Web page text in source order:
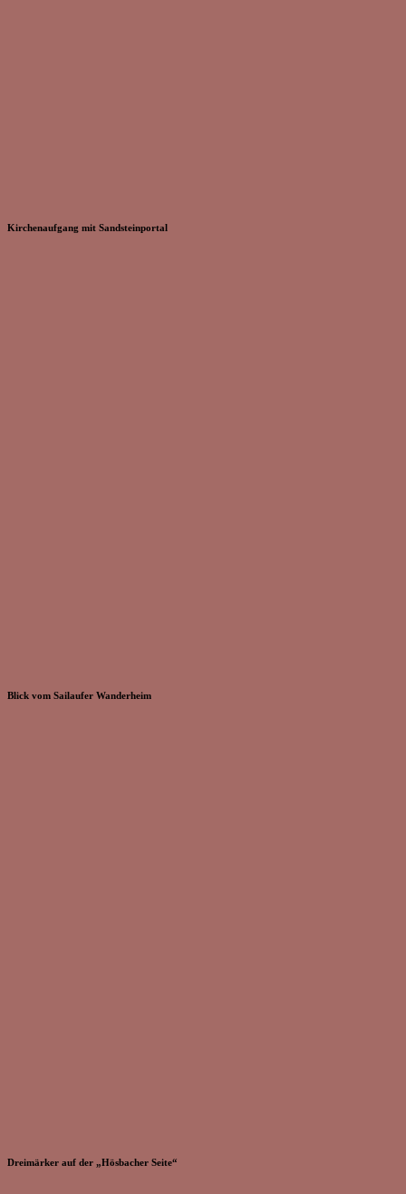
Kirchenaufgang mit Sandsteinportal
Blick vom Sailaufer Wanderheim
Dreimärker auf der „Hösbacher Seite“